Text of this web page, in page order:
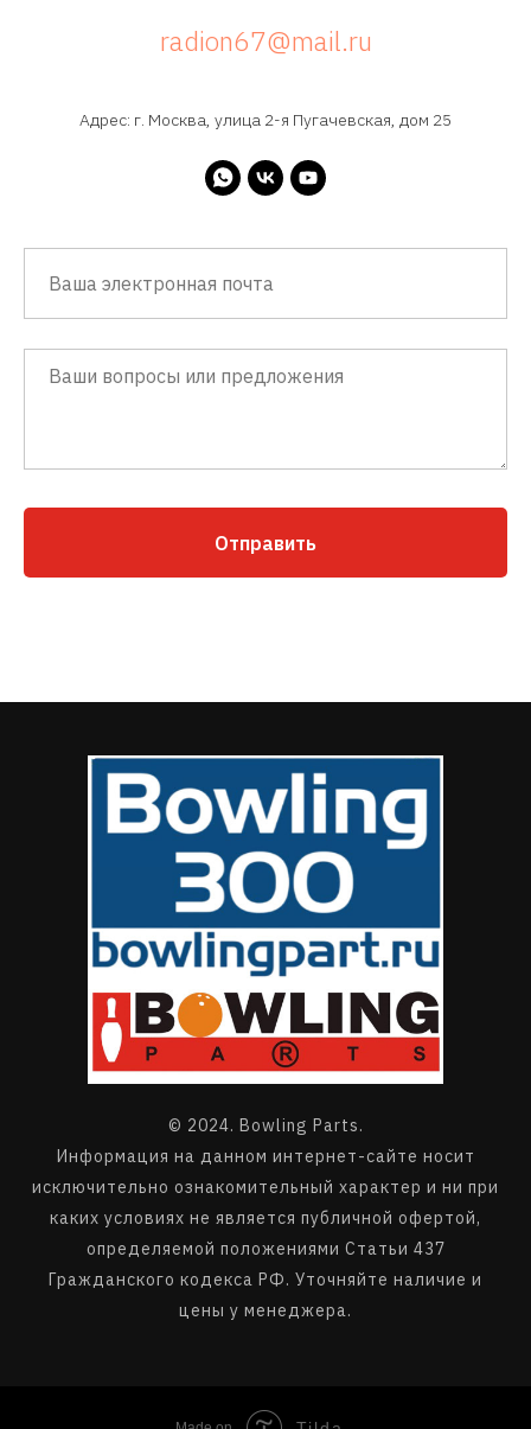
radion67@mail.ru
Адрес: г. Москва, улица 2-я Пугачевская, дом 25
Отправить
© 2024. Bowling Parts.
Информация на данном интернет-сайте носит
исключительно ознакомительный характер и ни при
каких условиях не является публичной офертой,
определяемой положениями Статьи 437
Гражданского кодекса РФ. Уточняйте наличие и
цены у менеджера.